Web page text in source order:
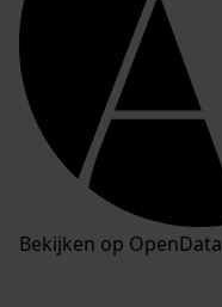
Bekijken op OpenData